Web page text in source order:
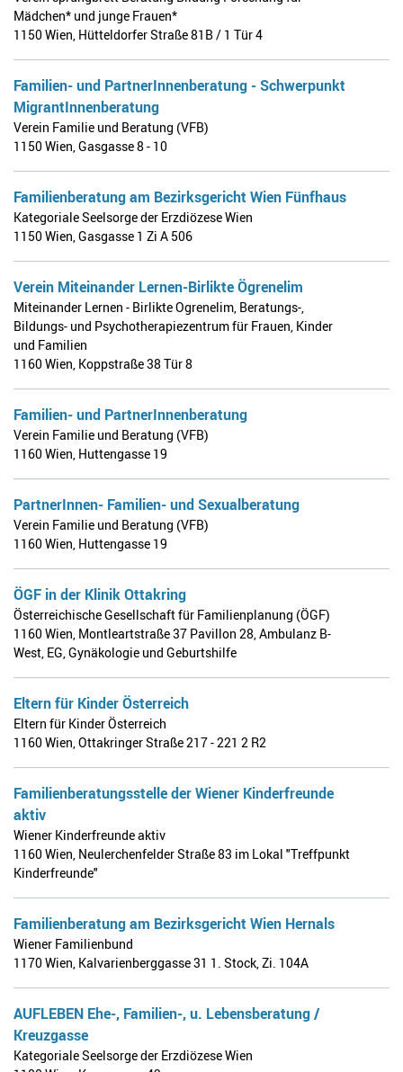
Mädchen* und junge Frauen*
1150 Wien, Hütteldorfer Straße 81B / 1 Tür 4
Familien- und PartnerInnenberatung - Schwerpunkt
MigrantInnenberatung
Verein Familie und Beratung (VFB)
1150 Wien,Gasgasse 8 - 10
Familienberatung am Bezirksgericht Wien Fünfhaus
Kategoriale Seelsorge der Erzdiözese Wien
1150 Wien,Gasgasse 1 Zi A 506
Verein Miteinander Lernen-Birlikte Ögrenelim
Miteinander Lernen - Birlikte Ogrenelim, Beratungs-,
Bildungs- und Psychotherapiezentrum für Frauen, Kinder
und Familien
1160 Wien, Koppstraße 38 Tür 8
Familien- und PartnerInnenberatung
Verein Familie und Beratung (VFB)
1160 Wien, Huttengasse 19
PartnerInnen- Familien- und Sexualberatung
Verein Familie und Beratung (VFB)
1160 Wien, Huttengasse 19
ÖGF in der Klinik Ottakring
Österreichische Gesellschaft für Familienplanung (ÖGF)
1160 Wien, Montleartstraße 37 Pavillon 28, Ambulanz B-
West, EG, Gynäkologie und Geburtshilfe
Eltern für Kinder Österreich
Eltern für Kinder Österreich
1160 Wien,Ottakringer Straße 217 - 221 2 R2
Familienberatungsstelle der Wiener Kinderfreunde
aktiv
Wiener Kinderfreunde aktiv
1160 Wien, Neulerchenfelder Straße 83 im Lokal "Treffpunkt
Kinderfreunde"
Familienberatung am Bezirksgericht Wien Hernals
Wiener Familienbund
1170 Wien, Kalvarienberggasse 31 1. Stock, Zi. 104A
AUFLEBEN Ehe-, Familien-, u. Lebensberatung /
Kreuzgasse
Kategoriale Seelsorge der Erzdiözese Wien